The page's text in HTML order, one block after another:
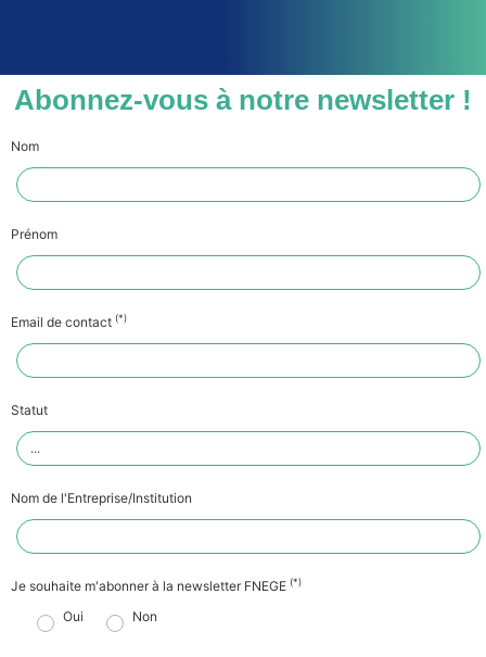
Abonnez-vous à notre newsletter !
Nom
Prénom
Email de contact (*)
Statut
Nom de l'Entreprise/Institution
Je souhaite m'abonner à la newsletter FNEGE (*)
Oui Non